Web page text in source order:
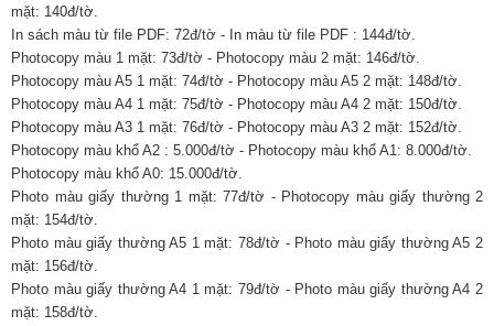
mặt: 140đ/tờ.
In sách màu từ file PDF: 72đ/tờ - In màu từ file PDF : 144đ/tờ.
Photocopy màu 1 mặt: 73đ/tờ - Photocopy màu 2 mặt: 146đ/tờ.
Photocopy màu A5 1 mặt: 74đ/tờ - Photocopy màu A5 2 mặt: 148đ/tờ.
Photocopy màu A4 1 mặt: 75đ/tờ - Photocopy màu A4 2 mặt: 150đ/tờ.
Photocopy màu A3 1 mặt: 76đ/tờ - Photocopy màu A3 2 mặt: 152đ/tờ.
Photocopy màu khổ A2 : 5.000đ/tờ - Photocopy màu khổ A1: 8.000đ/tờ.
Photocopy màu khổ A0: 15.000đ/tờ.
Photo màu giấy thường 1 mặt: 77đ/tờ - Photocopy màu giấy thường 2
mặt: 154đ/tờ.
Photo màu giấy thường A5 1 mặt: 78đ/tờ - Photo màu giấy thường A5 2
mặt: 156đ/tờ.
Photo màu giấy thường A4 1 mặt: 79đ/tờ - Photo màu giấy thường A4 2
mặt: 158đ/tờ.